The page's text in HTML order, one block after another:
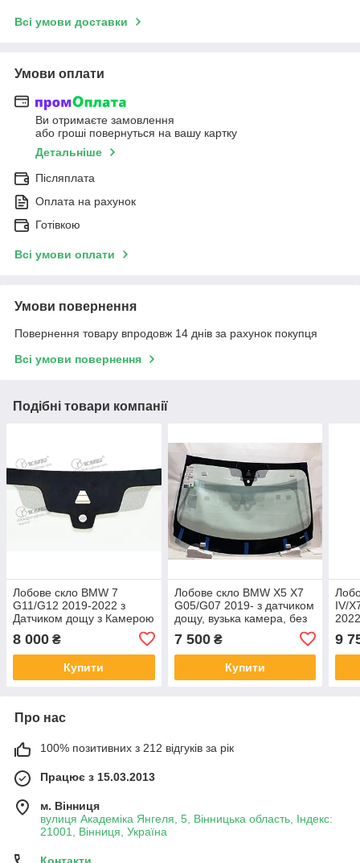
Всі умови доставки
Умови оплати
Ви отримаєте замовлення
або гроші повернуться на вашу картку
Детальніше
Післяплата
Оплата на рахунок
Готівкою
Всі умови оплати
Умови повернення
Повернення товару впродовж 14 днів за рахунок покупця
Всі умови повернення
Подібні товари компанії
Лобове скло BMW 7
G11/G12 2019-2022 з
Датчиком дощу з Камерою
8 000 ₴
Купити
Лобове скло BMW X5 X7
G05/G07 2019- з датчиком
дощу, вузька камера, без
7 500₴
Купити
IV/
Х5/
9
Про нас
100% позитивних з 212 відгуків за рік
Працює з 15.03.2013
м. Вінниця
вулиця Академіка Янгеля, 5, Вінницька область, Індекс:
21001, Вінниця, Україна